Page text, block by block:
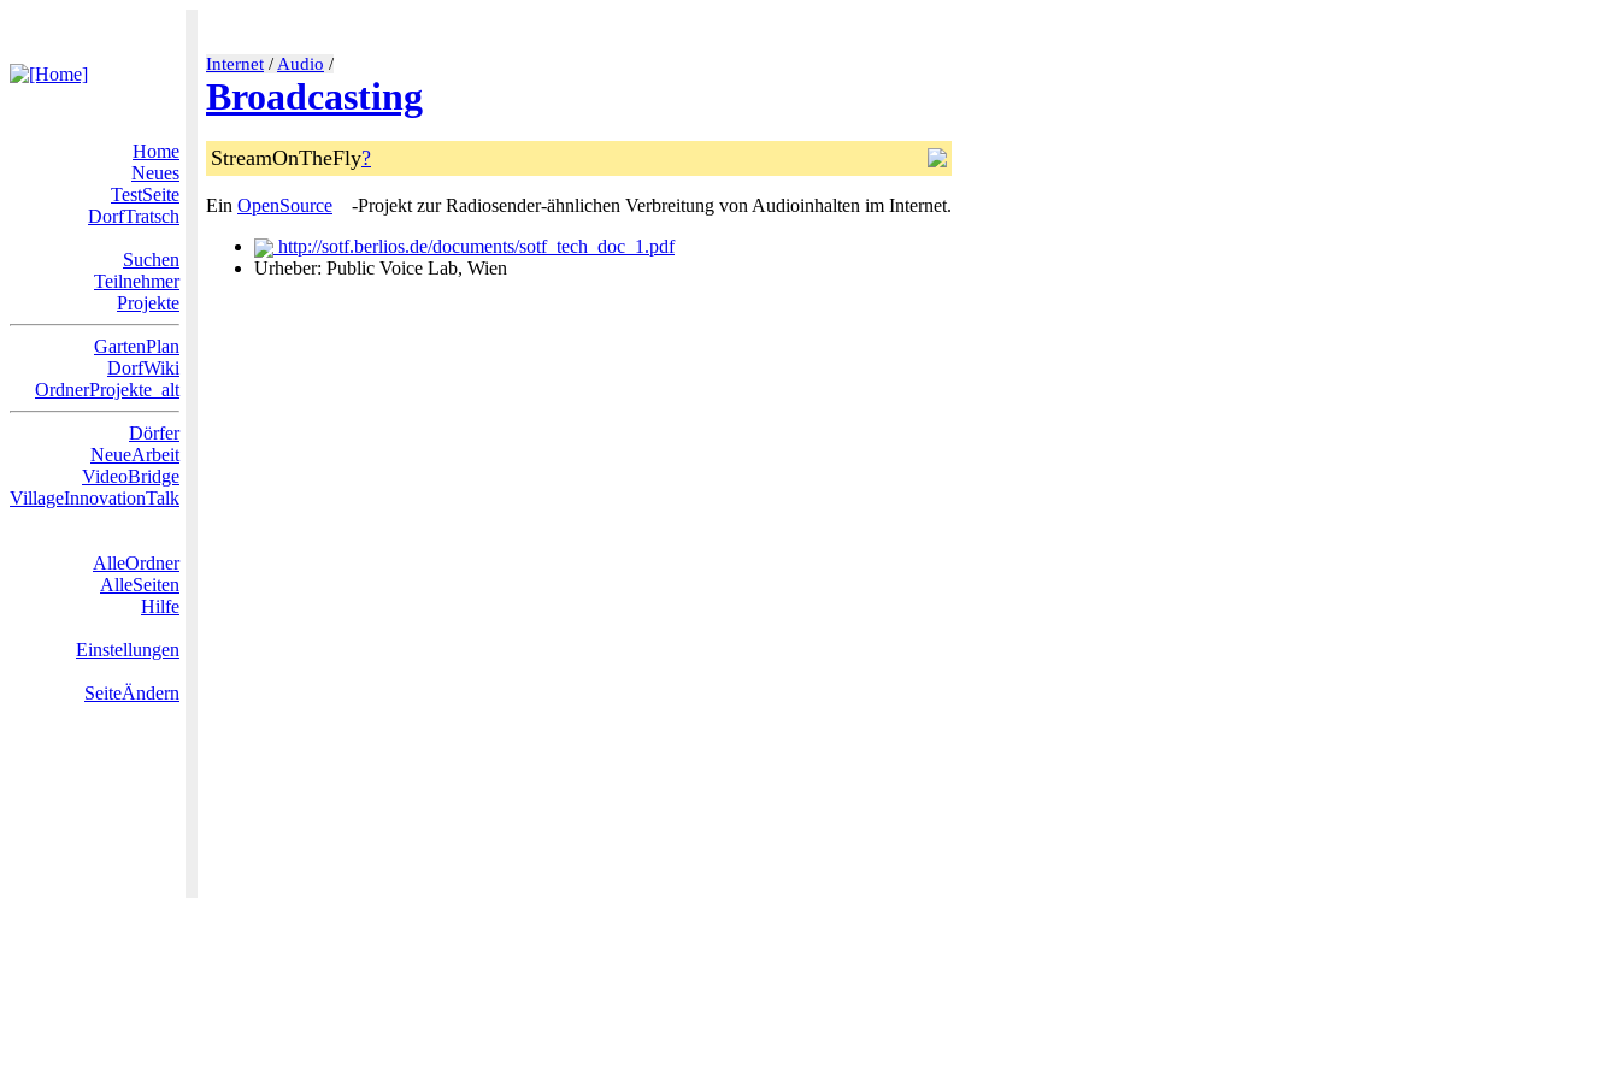
Internet / Audio /
Broadcasting
Home
Neues
TestSeite
DorfTratsch
Suchen
Teilnehmer
Projekte
GartenPlan
DorfWiki
OrdnerProjekte_alt
Dörfer
NeueArbeit
VideoBridge
VillageInnovationTalk
AlleOrdner
AlleSeiten
Hilfe
Einstellungen
SeiteÄndern
StreamOnTheFly?
Ein OpenSource
-Projekt zur Radiosender-ähnlichen Verbreitung von Audioinhalten im Internet.
http://sotf.berlios.de/documents/sotf_tech_doc_1.pdf
Urheber: Public Voice Lab, Wien